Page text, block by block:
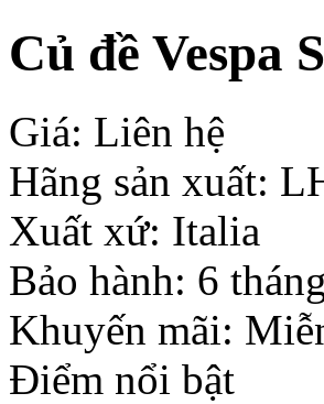
Củ đề Vespa S
Giá: Liên hệ
Hãng sản xuất:
Xuất xứ: Italia
Bảo hành: 6 tháng
Khuyến mãi:
Điểm nổi bật